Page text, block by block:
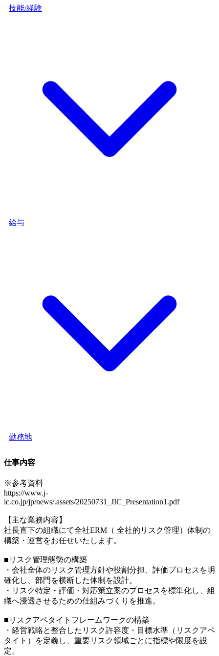
技能/経験
給与
勤務地
仕事内容
※参考資料
https://www.j-
ic.co.jp/jp/news/.assets/20250731_JIC_Presentation1.pdf
【主な業務内容】
社長直下の組織にて全社ERM（ 全社的リスク管理）体制の
構築・運営をお任せいたします。
■リスク管理態勢の構築
・会社全体のリスク管理方針や役割分担、評価プロセスを明
確化し、部門を横断した体制を設計。
・リスク特定・評価・対応策立案のプロセスを標準化し、組
織へ浸透させるための仕組みづくりを推進。
■リスクアペタイトフレームワークの構築
・経営戦略と整合したリスク許容度・目標水準（リスクアペ
タイト）を定義し、重要リスク領域ごとに指標や限度を設
定。